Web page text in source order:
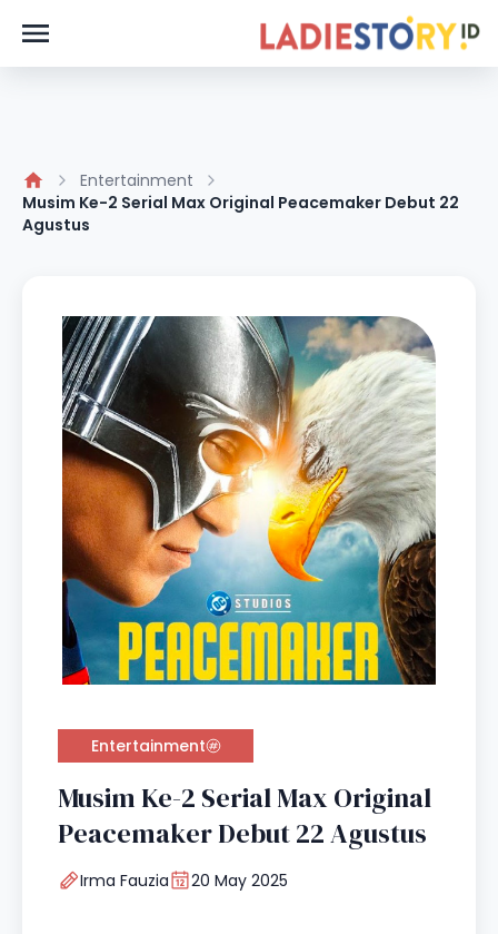
Entertainment
Musim Ke-2 Serial Max Original Peacemaker Debut 22
Agustus
Entertainment
Musim Ke-2 Serial Max Original
Peacemaker Debut 22 Agustus
Irma Fauzia 20 May 2025